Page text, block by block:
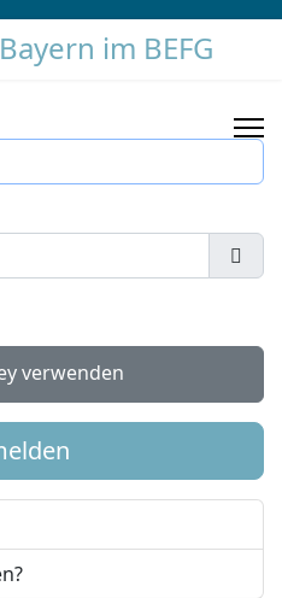
verwenden